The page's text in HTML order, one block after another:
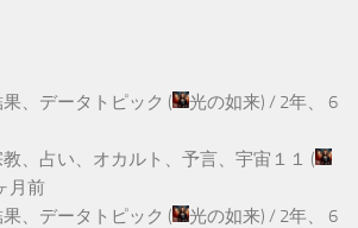
、データトピック ( 光の如来) / 2年、 6
、占い、オカルト、予言、宇宙１１ (
月前
、データトピック ( 光の如来) / 2年、 6